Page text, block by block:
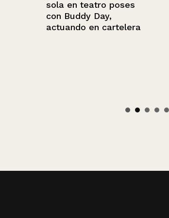
sola en teatro poses
con Buddy Day,
actuando en cartelera